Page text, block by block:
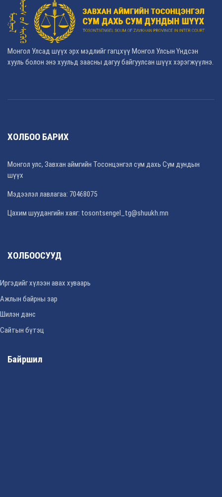
Монгол Улсад шүүх эрх мэдлийг гагцхүү Монгол Улсын Үндсэн
хууль болон энэ хуульд заасны дагуу байгуулсан шүүх хэрэгжүүлнэ.
ХОЛБОО БАРИХ
Монгол улс, Завхан аймгийн Тосонцэнгэл сум дахь Сум дундын
шүүх
Мэдээлэл лавлагаа: 70468075
Цахим шуудангийн хаяг: tosontsengel_tg@shuukh.mn
ХОЛБООСУУД
Иргэдийг хүлээн авах хуваарь
Ажлын байрны зар
Шилэн данс
Сайтын бүтэц
Байршил